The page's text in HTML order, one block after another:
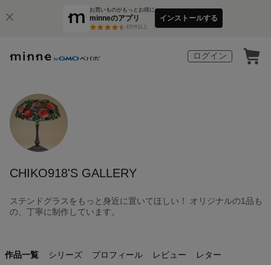
お買いものがもっとお得に
minneのアプリ
3万件以上
インストールする
ログイン
CHIKO918'S GALLERY
ステンドグラスをもっと身近に置いてほしい！ オリジナルの1品も
の、丁寧に制作しています。
作品一覧 シリーズ プロフィール レビュー レター